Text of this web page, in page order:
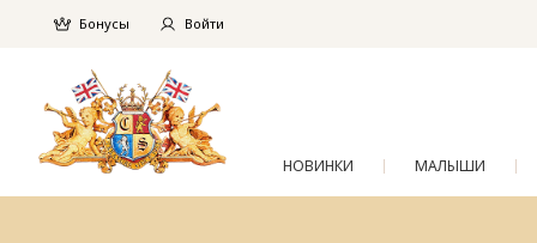
Бонусы Войти
НОВИНКИ МАЛЫШИ